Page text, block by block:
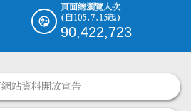
頁面總瀏覽人次
(自105.7.15起)
90,422,723
網站資料開放宣告